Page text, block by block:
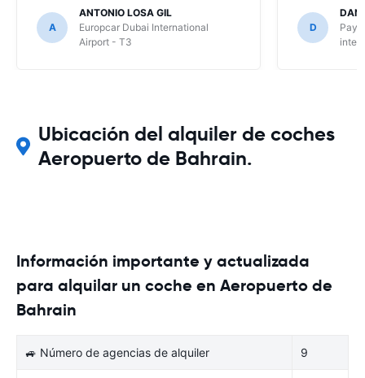
A
ANTONIO LOSA GIL
Europcar Dubai International
Airport - T3
D
Ubicación del alquiler de coches
Aeropuerto de Bahrain.
Información importante y actualizada
para alquilar un coche en Aeropuerto de
Bahrain
🚙 Número de agencias de alquiler 9